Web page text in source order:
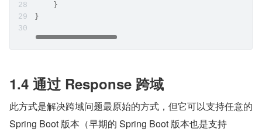
    }
}
1.4 通过 Response 跨域
此方式是解决跨域问题最原始的方式，但它可以支持任意的
Spring Boot 版本（早期的 Spring Boot 版本也是支持